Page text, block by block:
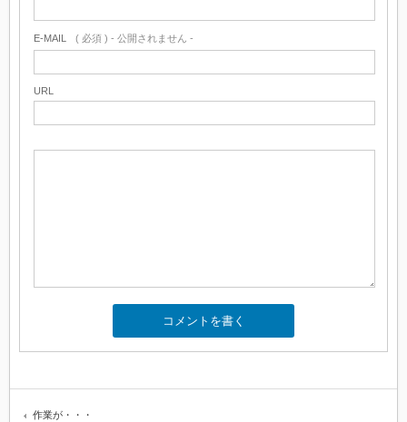
E-MAIL ( 必須 ) - 公開されません -
URL
作業が・・・